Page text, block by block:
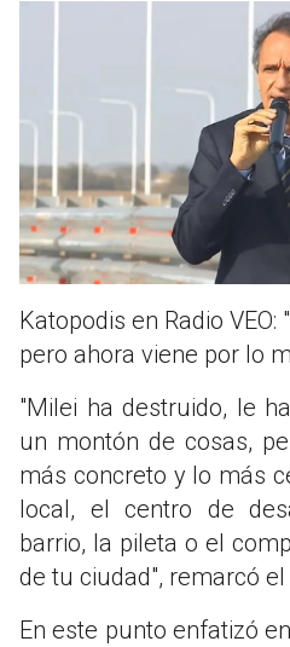
Katopodis en Radio
pero ahora viene por lo
"Milei ha destruido, le
un montón de cosas,
más concreto y lo más
local, el centro de
barrio, la pileta o el
de tu ciudad", remarcó
En este punto enfatizó